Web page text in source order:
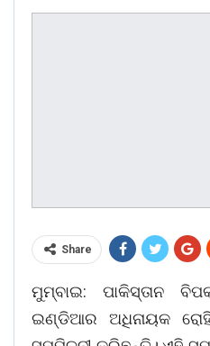
Share
ମୁମ୍ବାଇ: ପାକିସ୍ତାନ
ଇଣ୍ଡିଆର ଅଧିନାୟକ